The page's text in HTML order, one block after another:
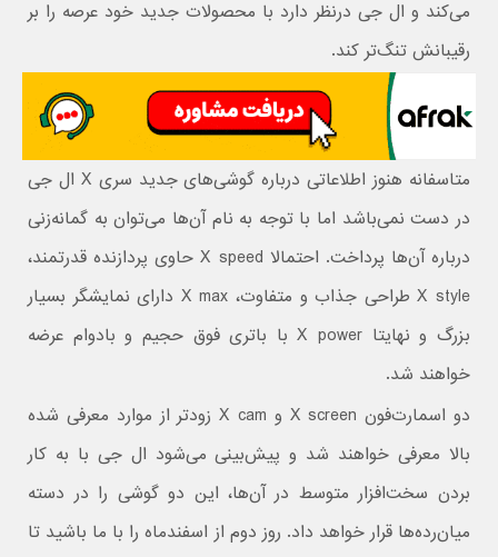
می‌کند و ال جی درنظر دارد با محصولات جدید خود عرصه را بر
رقیبانش تنگ‌تر کند.
متاسفانه هنوز اطلاعاتی درباره گوشی‌های جدید سری X ال جی
در دست نمی‌باشد اما با توجه به نام آن‌ها می‌توان به گمانه‌زنی
درباره آن‌ها پرداخت. احتمالا X speed حاوی پردازنده قدرتمند،
X style طراحی جذاب و متفاوت، X max دارای نمایشگر بسیار
بزرگ و نهایتا X power با باتری فوق حجیم و بادوام عرضه
خواهند شد.
دو اسمارت‌فون X screen و X cam زودتر از موارد معرفی شده
بالا معرفی خواهند شد و پیش‌بینی می‌شود ال جی با به کار
بردن سخت‌افزار متوسط در آن‌ها، این دو گوشی را در دسته
میان‌رده‌ها قرار خواهد داد. روز دوم از اسفندماه را با ما باشید تا